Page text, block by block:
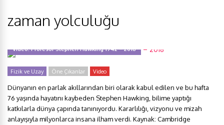
zaman yolculuğu
Video: Profesör Stephen Hawking 1942 – 2018
Fizik ve Uzay Öne Çıkanlar Video
Dünyanın en parlak akıllarından biri olarak kabul edilen ve bu hafta
76 yaşında hayatını kaybeden Stephen Hawking, bilime yaptığı
katkılarla dünya çapında tanınıyordu. Kararlılığı, vizyonu ve mizah
anlayışıyla milyonlarca insana ilham verdi. Kaynak: Cambridge